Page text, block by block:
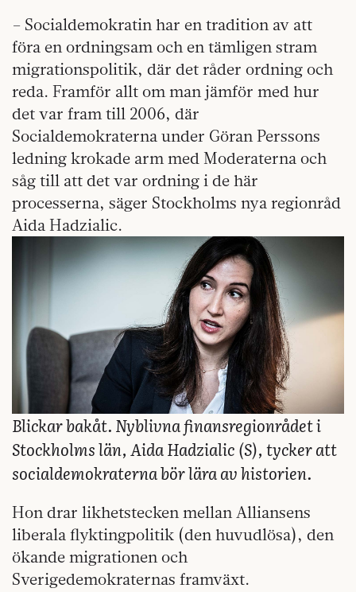
– Socialdemokratin har en tradition av att
föra en ordningsam och en tämligen stram
migrationspolitik, där det råder ordning och
reda. Framför allt om man jämför med hur
det var fram till 2006, där
Socialdemokraterna under Göran Perssons
ledning krokade arm med Moderaterna och
såg till att det var ordning i de här
processerna, säger Stockholms nya regionråd
Aida Hadzialic.
Blickar bakåt. Nyblivna finansregion­rådet i
Stockholms län, Aida Hadzialic (S), tycker att
socialdemokraterna bör lära av historien.
Hon drar likhetstecken mellan Alliansens
liberala flyktingpolitik (den huvudlösa), den
ökande migrationen och
Sverigedemokraternas framväxt.